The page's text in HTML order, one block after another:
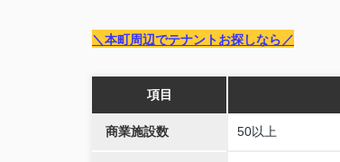
＼本町周辺でテナントお探しなら／
項目
商業施設数 50以上